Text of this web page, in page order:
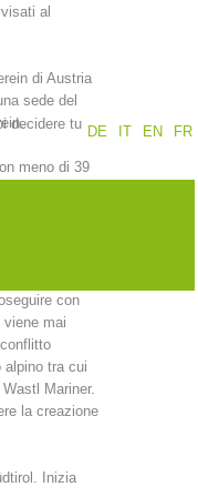
al
di Austria
sede del
meno di 39
con
viene mai
alpino tra cui
Mariner.
la creazione
Inizia
DE
IT EN FR
decidere tu